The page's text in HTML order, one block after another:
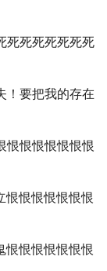
死死死死死死死
！要把我的存在
恨恨恨恨恨恨恨
恨恨恨恨恨恨
恨恨恨恨恨恨